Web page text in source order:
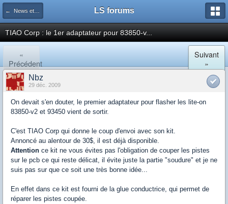
← News et actualités postées sur LS LS forums
TIAO Corp : le 1er adaptateur pour 83850-v...
«
Précédent
Suivant
»
Nbz
29 déc. 2009
On devait s'en douter, le premier adaptateur pour flasher les lite-on
83850-v2 et 93450 vient de sortir.
C'est TIAO Corp qui donne le coup d'envoi avec son kit.
Annoncé au alentour de 30$, il est déjà disponible.
Attention ce kit ne vous évites pas l'obligation de couper les pistes
sur le pcb ce qui reste délicat, il évite juste la partie "soudure" et je ne
suis pas sur que ce soit une très bonne idée...
En effet dans ce kit est fourni de la glue conductrice, qui permet de
réparer les pistes coupée.